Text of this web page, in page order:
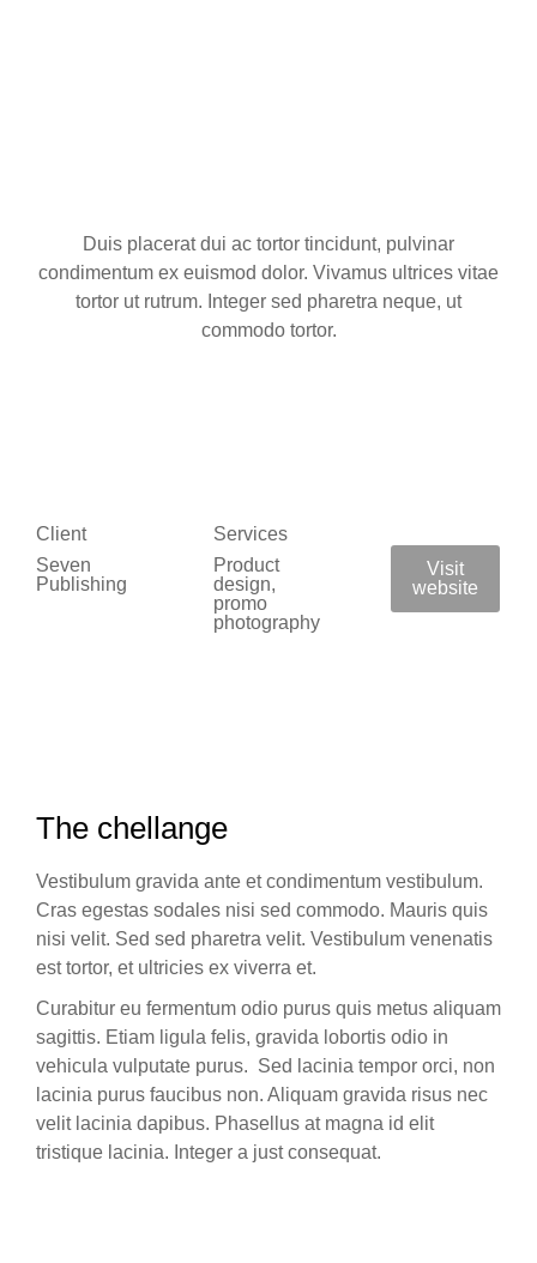
Duis placerat dui ac tortor tincidunt, pulvinar
condimentum ex euismod dolor. Vivamus ultrices vitae
tortor ut rutrum. Integer sed pharetra neque, ut
commodo tortor.
Client
Seven
Publishing
Services
Product
design,
promo
photography
Visit
website
The chellange
Vestibulum gravida ante et condimentum vestibulum.
Cras egestas sodales nisi sed commodo. Mauris quis
nisi velit. Sed sed pharetra velit. Vestibulum venenatis
est tortor, et ultricies ex viverra et.
Curabitur eu fermentum odio purus quis metus aliquam
sagittis. Etiam ligula felis, gravida lobortis odio in
vehicula vulputate purus. Sed lacinia tempor orci, non
lacinia purus faucibus non. Aliquam gravida risus nec
velit lacinia dapibus. Phasellus at magna id elit
tristique lacinia. Integer a just consequat.